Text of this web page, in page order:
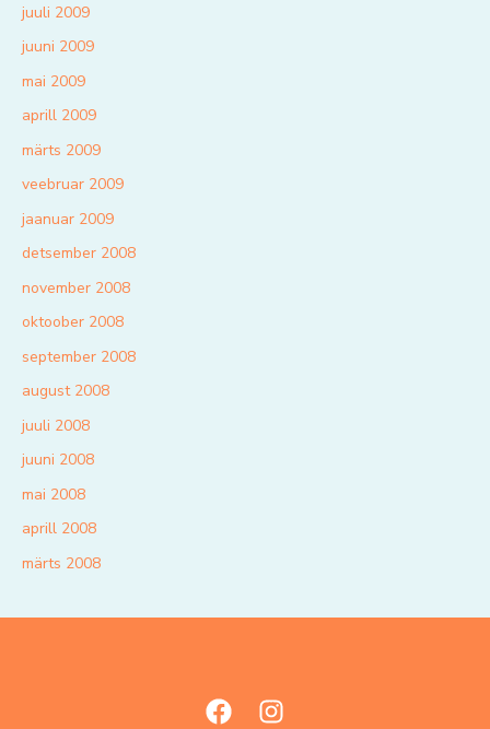
juuli 2009
juuni 2009
mai 2009
aprill 2009
märts 2009
veebruar 2009
jaanuar 2009
detsember 2008
november 2008
oktoober 2008
september 2008
august 2008
juuli 2008
juuni 2008
mai 2008
aprill 2008
märts 2008